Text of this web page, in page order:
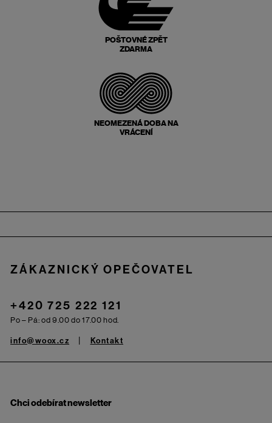
POŠTOVNÉ ZPĚT
ZDARMA
NEOMEZENÁ DOBA NA
VRÁCENÍ
ZÁKAZNICKÝ OPEČOVATEL
+420 725 222 121
Po – Pá: od 9.00 do 17.00 hod.
info@woox.cz Kontakt
Chci odebírat newsletter